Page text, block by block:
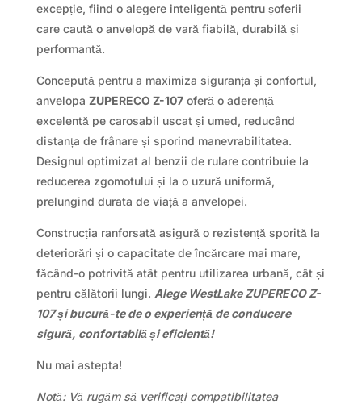
excepție, fiind o alegere inteligentă pentru șoferii
care caută o anvelopă de vară fiabilă, durabilă și
performantă.
Concepută pentru a maximiza siguranța și confortul,
anvelopa ZUPERECO Z-107oferă o aderență
excelentă pe carosabil uscat și umed, reducând
distanța de frânare și sporind manevrabilitatea.
Designul optimizat al benzii de rulare contribuie la
reducerea zgomotului și la o uzură uniformă,
prelungind durata de viață a anvelopei.
Construcția ranforsată asigură o rezistență sporită la
deteriorări și o capacitate de încărcare mai mare,
făcând-o potrivită atât pentru utilizarea urbană, cât și
pentru călătorii lungi. Alege WestLake ZUPERECO Z-
107 și bucură-te de o experiență de conducere
sigură, confortabilă și eficientă!
Nu mai astepta!
Notă: Vă rugăm să verificați compatibilitatea